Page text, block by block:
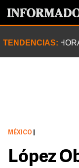
TENDENCIAS:
MÉXICO
López